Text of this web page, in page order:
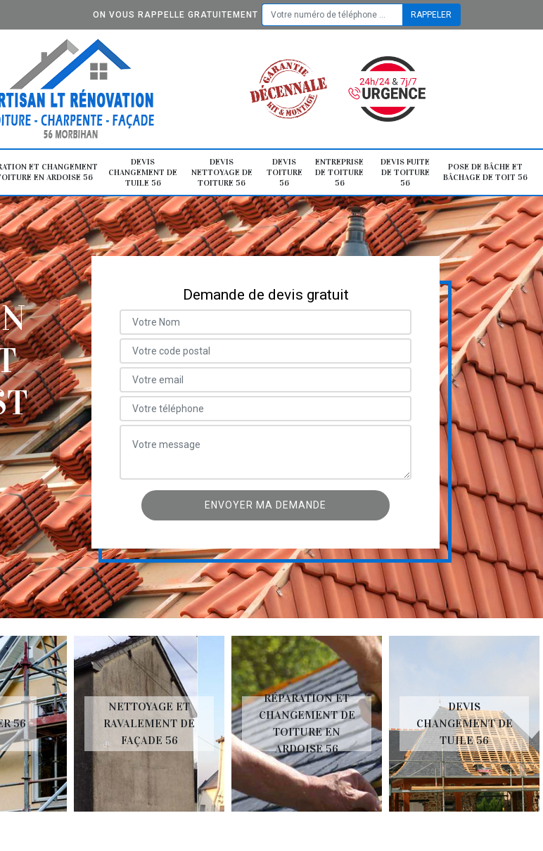
ON VOUS RAPPELLE GRATUITEMENT
ET CHANGEMENT
EN ARDOISE 56
DEVIS
CHANGEMENT DE
TUILE 56
DEVIS
NETTOYAGE DE
TOITURE 56
DEVIS
TOITURE
56
ENTREPRISE
DE TOITURE
56
DEVIS FUITE
DE TOITURE
56
POSE DE BÂCHE ET
BÂCHAGE DE TOIT 56
Demande de devis gratuit
56
NETTOYAGE ET
RAVALEMENT DE
FAÇADE 56
RÉPARATION ET
CHANGEMENT DE
TOITURE EN
ARDOISE 56
DEVIS
CHANGEMENT DE
TUILE 56